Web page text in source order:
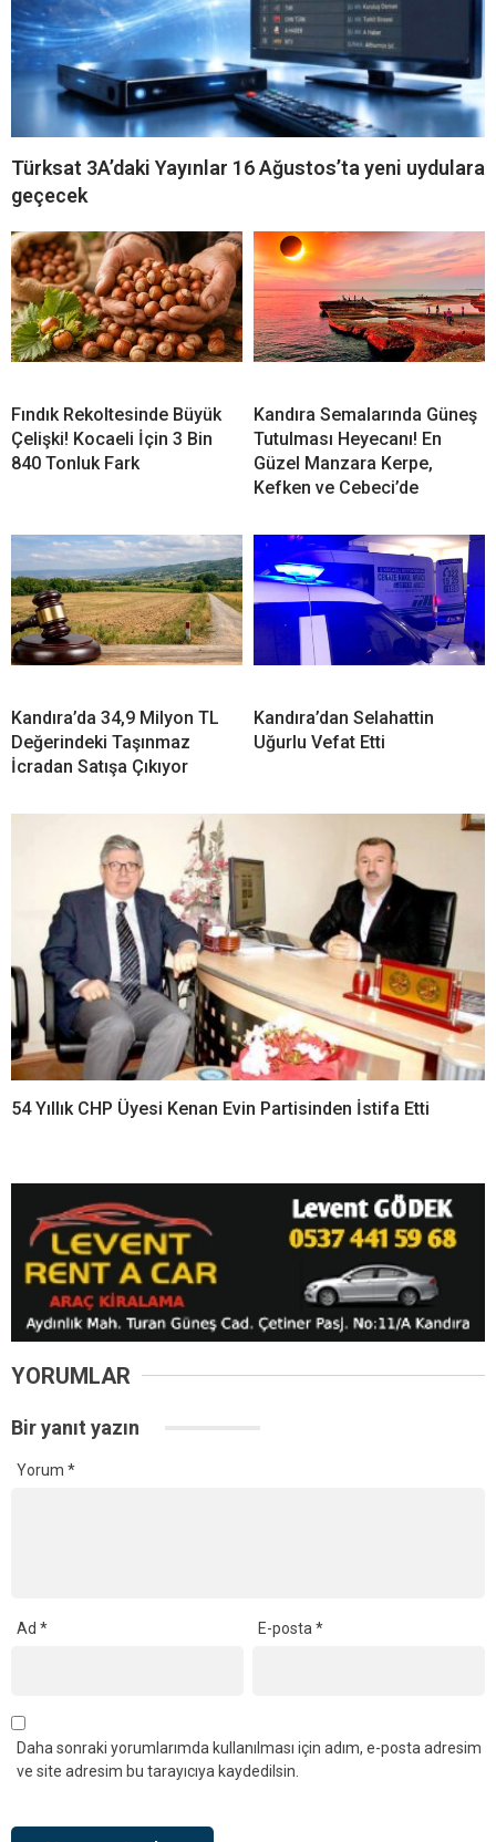
İLGİNİZİÇEKEBİLİR
Türksat 3A’daki Yayınlar 16 Ağustos’ta yeni uydulara
Fındık Rekoltesinde Büyük
Çelişki! Kocaeli İçin 3 Bin
Kandıra Semalarında Güneş
Kefken ve Cebeci’de
Kandıra’da 34,9 Milyon TL
Değerindeki Taşınmaz
Kandıra’dan Selahattin
Uğurlu Vefat Etti
54 Yıllık CHP Üyesi Kenan Evin Partisinden İstifa Etti
Bir yanıt yazın